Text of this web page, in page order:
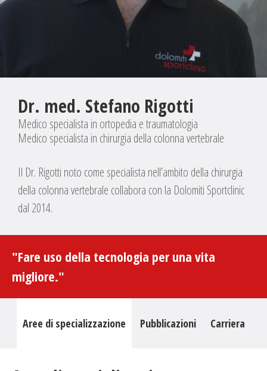
Dr. med. Stefano Rigotti
Medico specialista in ortopedia e traumatologia
Medico specialista in chirurgia della colonna vertebrale
Il Dr. Rigotti noto come specialista nell’ambito della chirurgia
della colonna vertebrale collabora con la Dolomiti Sportclinic
dal 2014.
"Fare uso della tecnologia per una vita
migliore."
Aree di specializzazione Pubblicazioni Carriera